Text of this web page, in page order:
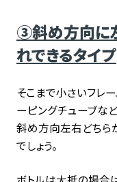
③斜め方向に
れできるタイプ
そこまで小さいフレ
ーピングチューブな
斜め方向左右どちら
でしょう。